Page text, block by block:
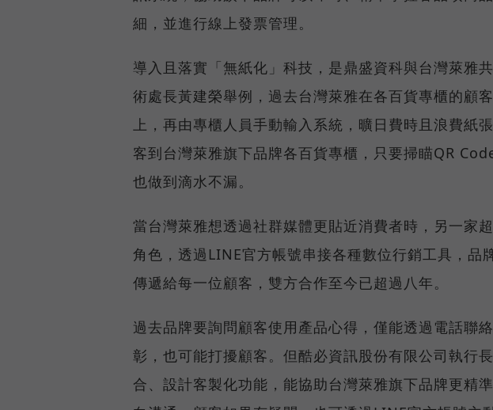
細，並進行線上發票管理。
導入且落實「無紙化」科技，是鼎盛資科與台灣萊雅
術處長黃建榮舉例，過去台灣萊雅在各百貨專櫃的顧
上，再由專櫃人員手動輸入系統，曠日費時且浪費紙
客到台灣萊雅旗下品牌各百貨專櫃，只要掃瞄QR
也做到滴水不漏。
當台灣萊雅想透過社群媒體更貼近消費者時，另一家
角色，透過LINE官方帳號串接各種數位行銷工具，品
傳遞給每一位顧客，雙方合作至今已超過八年。
過去品牌要詢問顧客使用產品心得，僅能透過電話聯
彰，也可能打擾顧客。但酷必資訊股份有限公司執行
合、設計客製化功能，能協助台灣萊雅旗下品牌更精